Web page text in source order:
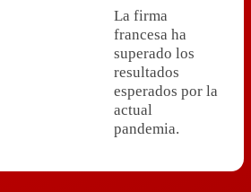
La firma
francesa ha
superado los
resultados
esperados por la
actual
pandemia.